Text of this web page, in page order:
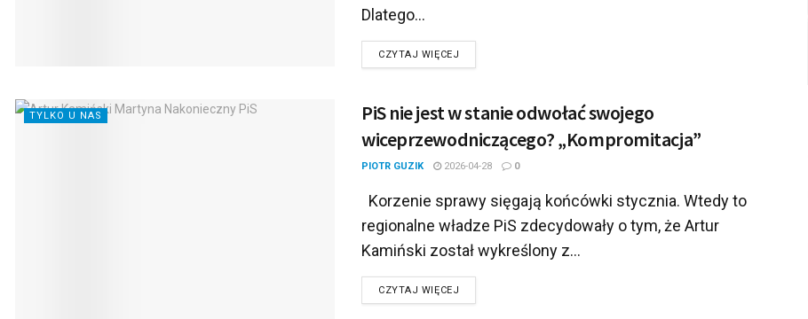
Dlatego...
CZYTAJ WIĘCEJ
TYLKO U NAS
PiS nie jest w stanie odwołać swojego
wiceprzewodniczącego? „Kompromitacja”
PIOTR GUZIK 2026-04-28 0
Korzenie sprawy sięgają końcówki stycznia. Wtedy to
regionalne władze PiS zdecydowały o tym, że Artur
Kamiński został wykreślony z...
CZYTAJ WIĘCEJ